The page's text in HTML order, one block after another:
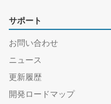
サポート
お問い合わせ
ニュース
更新履歴
開発ロードマップ